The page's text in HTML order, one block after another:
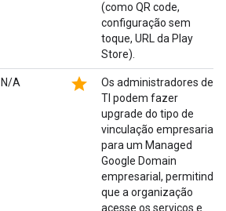
(como QR code,
configuração sem
toque, URL da Play
Store).
N/A star
Os administradores de
TI podem fazer
upgrade do tipo de
vinculação empresarial
para um Managed
Google Domain
empresarial, permitindo
que a organização
acesse os serviços e